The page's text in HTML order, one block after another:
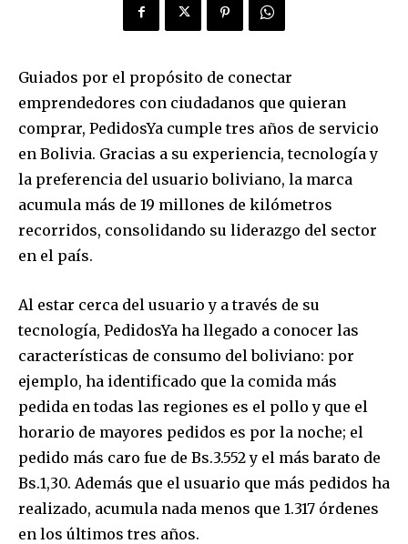
Guiados por el propósito de conectar
emprendedores con ciudadanos que quieran
comprar, PedidosYa cumple tres años de servicio
en Bolivia. Gracias a su experiencia, tecnología y
la preferencia del usuario boliviano, la marca
acumula más de 19 millones de kilómetros
recorridos, consolidando su liderazgo del sector
en el país.
Al estar cerca del usuario y a través de su
tecnología, PedidosYa ha llegado a conocer las
características de consumo del boliviano: por
ejemplo, ha identificado que la comida más
pedida en todas las regiones es el pollo y que el
horario de mayores pedidos es por la noche; el
pedido más caro fue de Bs.3.552 y el más barato de
Bs.1,30. Además que el usuario que más pedidos ha
realizado, acumula nada menos que 1.317 órdenes
en los últimos tres años.